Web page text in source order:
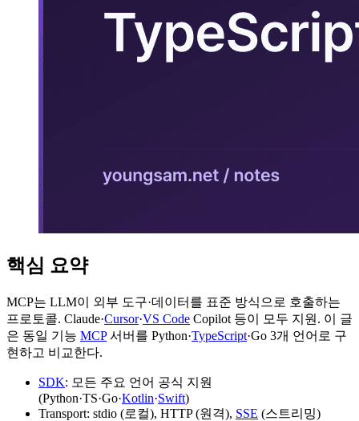
핵심 요약
MCP는 LLM이 외부 도구·데이터를 표준 방식으로 호출하는
프로토콜. Claude·Cursor·VS Code Copilot 등이 모두 지원. 이 글
은 동일 기능 MCP서버를 Python·TypeScript·Go 3개 언어로 구
현하고 비교한다.
SDK: 모든 주요 언어 공식 지원
(Python·TS·Go·Kotlin·Swift)
Transport: stdio (로컬), HTTP (원격), SSE (스트리밍)